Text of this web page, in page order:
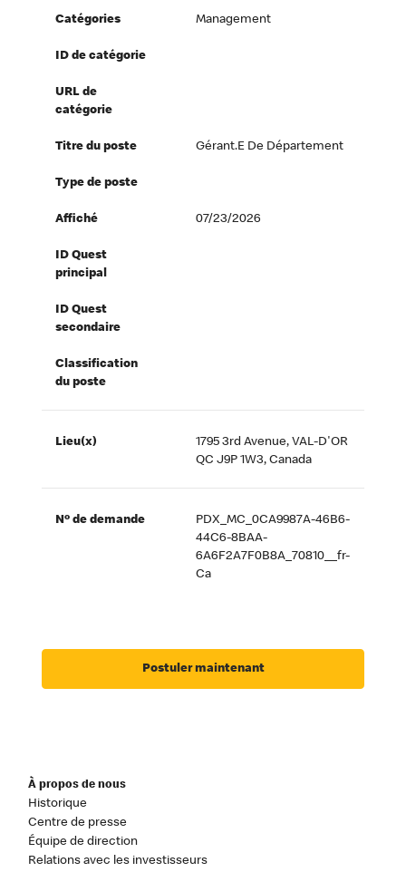
Catégories Management
ID de catégorie
URL de
catégorie
Titre du poste Gérant.e De Département
Type de poste
Affiché 07/23/2026
ID Quest
principal
ID Quest
secondaire
Classification
du poste
Lieu(x)
1795 3rd Avenue, VAL-D'OR
QC J9P 1W3, Canada
Nº de demande
PDX_MC_0CA9987A-46B6-
44C6-8BAA-
6A6F2A7F0B8A_70810__fr-
Ca
Postuler maintenant
À propos de nous
Historique
Centre de presse
Équipe de direction
Relations avec les investisseurs